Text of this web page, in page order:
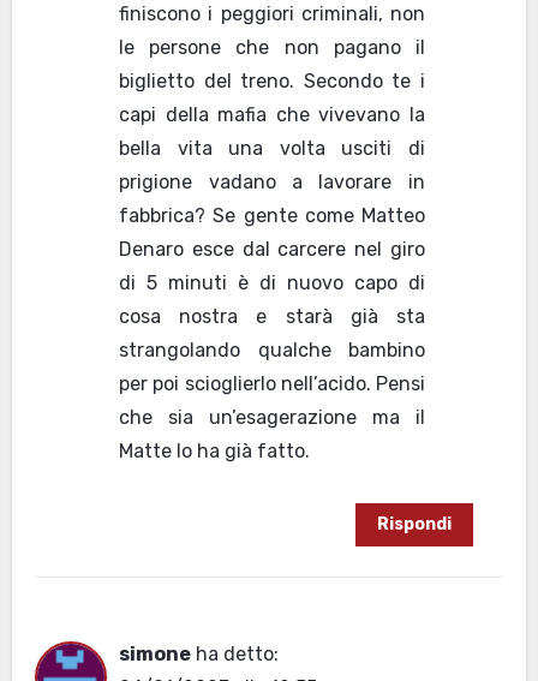
finiscono i peggiori criminali, non
le persone che non pagano il
biglietto del treno. Secondo te i
capi della mafia che vivevano la
bella vita una volta usciti di
prigione vadano a lavorare in
fabbrica? Se gente come Matteo
Denaro esce dal carcere nel giro
di 5 minuti è di nuovo capo di
cosa nostra e starà già sta
strangolando qualche bambino
per poi scioglierlo nell’acido. Pensi
che sia un’esagerazione ma il
Matte lo ha già fatto.
Rispondi
simone ha detto: